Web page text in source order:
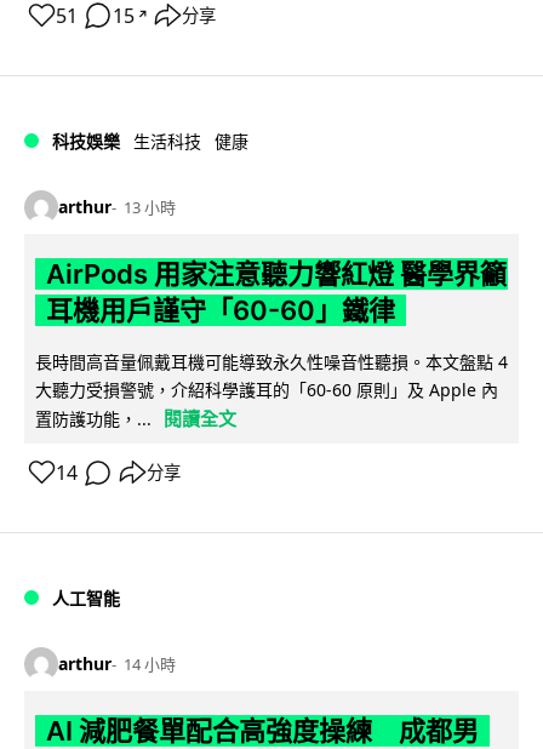
51 15 ↗ 分享
科技娛樂 生活科技 健康
arthur 13 小時
AirPods 用家注意聽力響紅燈 醫學界籲
耳機用戶謹守「60-60」鐵律
長時間高音量佩戴耳機可能導致永久性噪音性聽損。本文盤點 4
大聽力受損警號，介紹科學護耳的「60-60 原則」及 Apple 內
置防護功能，...
閱讀全文
14 分享
人工智能
arthur 14 小時
AI 減肥餐單配合高強度操練 成都男